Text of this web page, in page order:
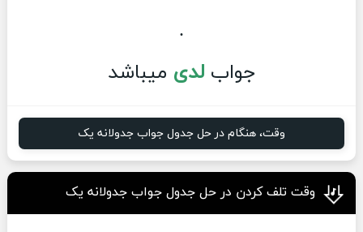
.
جوابلدی میباشد
وقت، هنگام در حل جدول جواب جدولانه یک
وقت تلف کردن در حل جدول جواب جدولانه یک